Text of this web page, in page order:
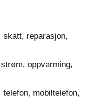
skatt, reparasjon,
oppvarming,
telefon, mobiltelefon,